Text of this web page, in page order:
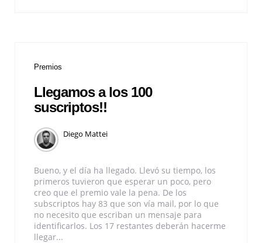
Premios
Llegamos a los 100
suscriptos!!
Diego Mattei
Bueno, y el día ha llegado. Llevó su tiempo, los
primeros tuvieron que esperar un poco, pero
creo que el premio vale la pena. De los
subscriptos hay 83 que son vía mail, por lo que
no necesito que escriban un mensaje para
identificarlos. Los 17 restantes deberán hacerme
llegar...